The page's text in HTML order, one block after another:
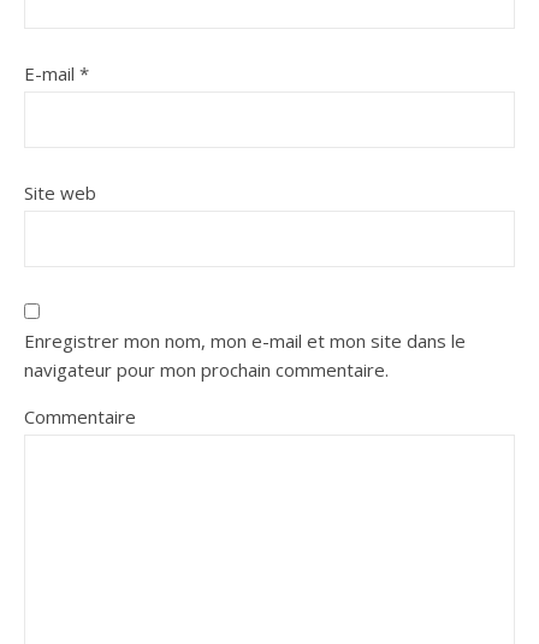
E-mail *
Site web
Enregistrer mon nom, mon e-mail et mon site dans le
navigateur pour mon prochain commentaire.
Commentaire